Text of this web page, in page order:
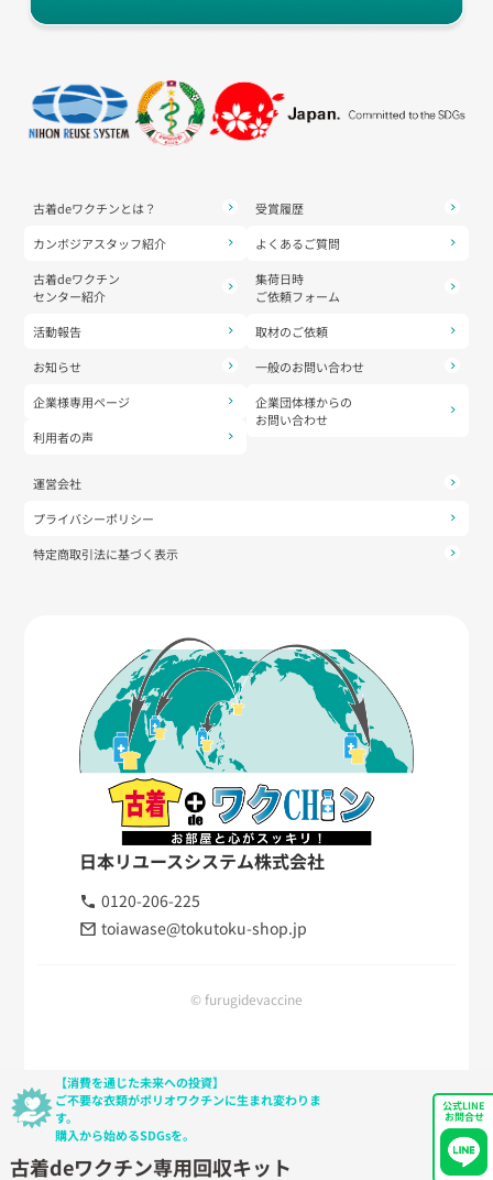
古着deワクチンとは？
カンボジアスタッフ紹介
古着deワクチン
センター紹介
活動報告
お知らせ
企業様専用ページ
利用者の声
受賞履歴
よくあるご質問
集荷日時
ご依頼フォーム
取材のご依頼
一般のお問い合わせ
企業団体様からの
お問い合わせ
運営会社
プライバシーポリシー
特定商取引法に基づく表示
日本リユースシステム株式会社
0120-206-225
toiawase@tokutoku-shop.jp
© furugidevaccine
公式LINE
お問合せ
【消費を通じた未来への投資】
ご不要な衣類がポリオワクチンに生まれ変わりま
す。
購入から始めるSDGsを。
古着deワクチン専用回収キット